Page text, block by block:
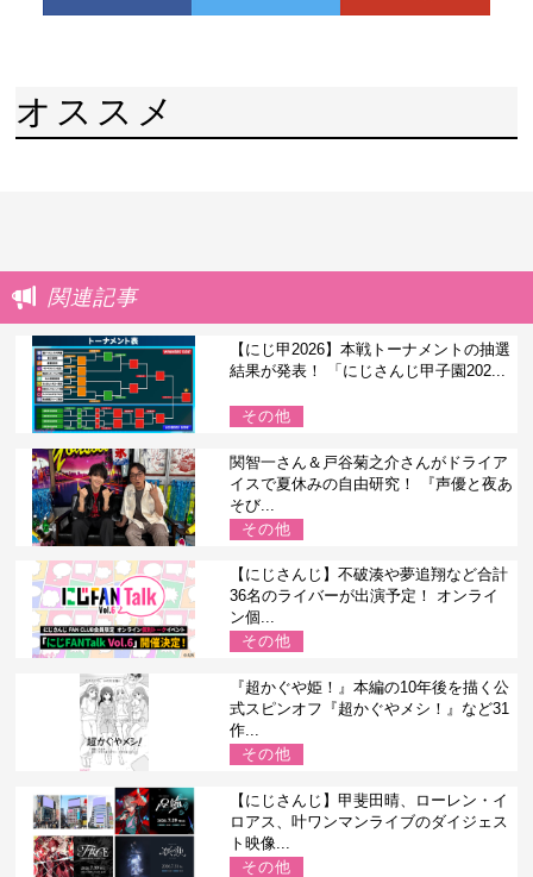
オススメ
関連記事
【にじ甲2026】本戦トーナメントの抽選
結果が発表！ 「にじさんじ甲子園202...
その他
関智一さん＆戸谷菊之介さんがドライア
イスで夏休みの自由研究！ 『声優と夜あ
そび...
その他
【にじさんじ】不破湊や夢追翔など合計
36名のライバーが出演予定！ オンライ
ン個...
その他
『超かぐや姫！』本編の10年後を描く公
式スピンオフ『超かぐやメシ！』など31
作...
その他
【にじさんじ】甲斐田晴、ローレン・イ
ロアス、叶ワンマンライブのダイジェス
ト映像...
その他